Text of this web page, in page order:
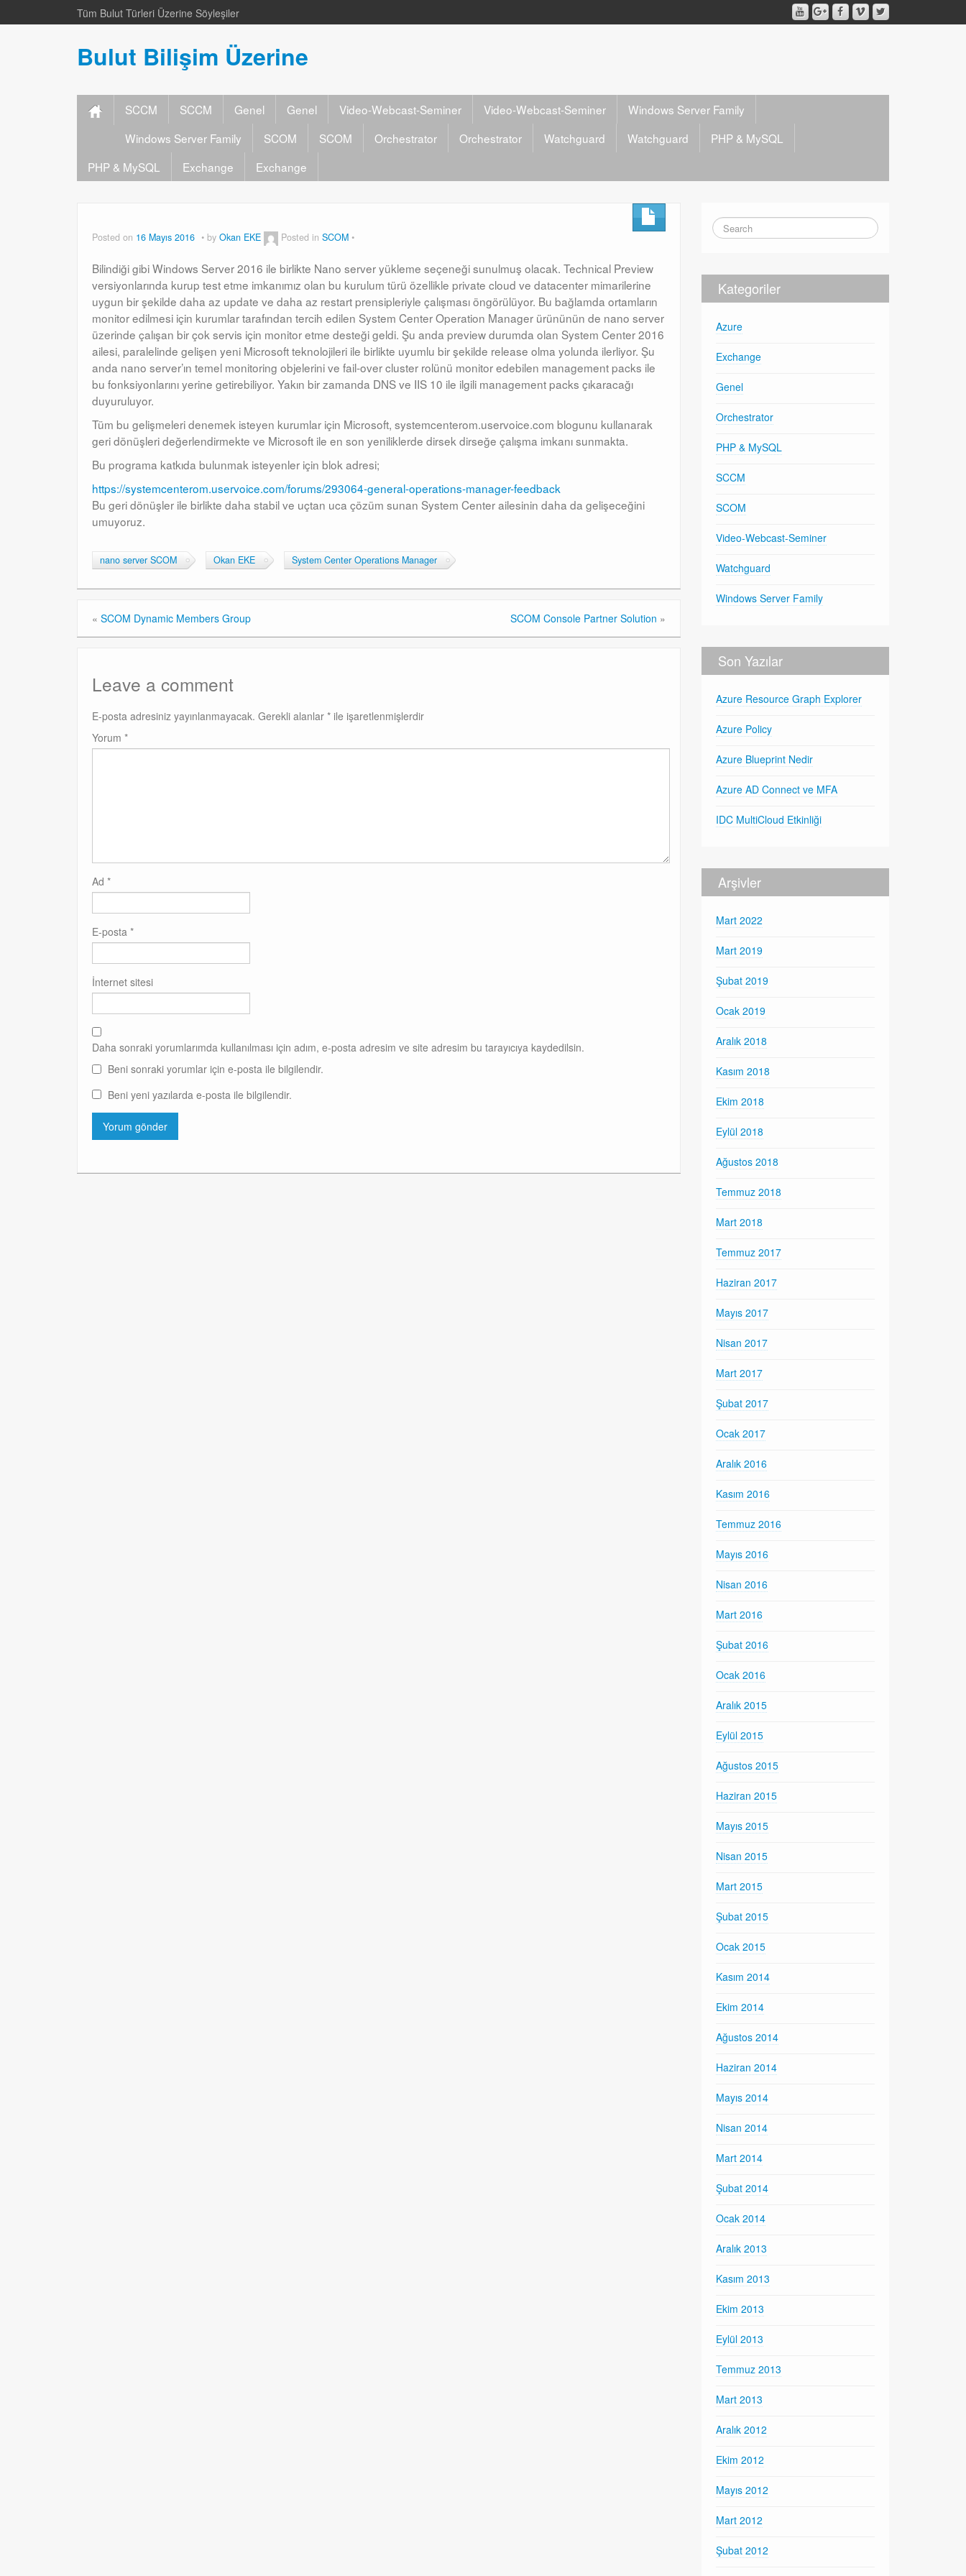
Tüm Bulut Türleri Üzerine Söyleşiler
Bulut Bilişim Üzerine
SCCM SCCM Genel Genel Video-Webcast-Seminer Video-Webcast-Seminer
Windows Server Family
Windows Server Family
SCOM SCOM Orchestrator Orchestrator Watchguard Watchguard
PHP & MySQL
PHP & MySQL
Exchange Exchange
Posted on 16 Mayıs 2016 by Okan EKE Posted in SCOM
Bilindiği gibi Windows Server 2016 ile birlikte Nano server yükleme seçeneği sunulmuş olacak. Technical Preview
versiyonlarında kurup test etme imkanımız olan bu kurulum türü özellikle private cloud ve datacenter mimarilerine
uygun bir şekilde daha az update ve daha az restart prensipleriyle çalışması öngörülüyor. Bu bağlamda ortamların
monitor edilmesi için kurumlar tarafından tercih edilen System Center Operation Manager ürününün de nano server
üzerinde çalışan bir çok servis için monitor etme desteği geldi. Şu anda preview durumda olan System Center 2016
ailesi, paralelinde gelişen yeni Microsoft teknolojileri ile birlikte uyumlu bir şekilde release olma yolunda ilerliyor. Şu
anda nano server’ın temel monitoring objelerini ve fail-over cluster rolünü monitor edebilen management packs ile
bu fonksiyonlarını yerine getirebiliyor. Yakın bir zamanda DNS ve IIS 10 ile ilgili management packs çıkaracağı
duyuruluyor.
Tüm bu gelişmeleri denemek isteyen kurumlar için Microsoft, systemcenterom.uservoice.com blogunu kullanarak
geri dönüşleri değerlendirmekte ve Microsoft ile en son yeniliklerde dirsek dirseğe çalışma imkanı sunmakta.
Bu programa katkıda bulunmak isteyenler için blok adresi;
https://systemcenterom.uservoice.com/forums/293064-general-operations-manager-feedback
Bu geri dönüşler ile birlikte daha stabil ve uçtan uca çözüm sunan System Center ailesinin daha da gelişeceğini
umuyoruz.
nano server SCOM Okan EKE System Center Operations Manager
« SCOM Dynamic Members Group SCOM Console Partner Solution »
Leave a comment
E-posta adresiniz yayınlanmayacak. Gerekli alanlar * ile işaretlenmişlerdir
Yorum *
Ad *
E-posta *
İnternet sitesi
Daha sonraki yorumlarımda kullanılması için adım, e-posta adresim ve site adresim bu tarayıcıya kaydedilsin.
Beni sonraki yorumlar için e-posta ile bilgilendir.
Beni yeni yazılarda e-posta ile bilgilendir.
Kategoriler
Azure
Exchange
Genel
Orchestrator
PHP & MySQL
SCCM
SCOM
Video-Webcast-Seminer
Watchguard
Windows Server Family
Son Yazılar
Azure Resource Graph Explorer
Azure Policy
Azure Blueprint Nedir
Azure AD Connect ve MFA
IDC MultiCloud Etkinliği
Arşivler
Mart 2022
Mart 2019
Şubat 2019
Ocak 2019
Aralık 2018
Kasım 2018
Ekim 2018
Eylül 2018
Ağustos 2018
Temmuz 2018
Mart 2018
Temmuz 2017
Haziran 2017
Mayıs 2017
Nisan 2017
Mart 2017
Şubat 2017
Ocak 2017
Aralık 2016
Kasım 2016
Temmuz 2016
Mayıs 2016
Nisan 2016
Mart 2016
Şubat 2016
Ocak 2016
Aralık 2015
Eylül 2015
Ağustos 2015
Haziran 2015
Mayıs 2015
Nisan 2015
Mart 2015
Şubat 2015
Ocak 2015
Kasım 2014
Ekim 2014
Ağustos 2014
Haziran 2014
Mayıs 2014
Nisan 2014
Mart 2014
Şubat 2014
Ocak 2014
Aralık 2013
Kasım 2013
Ekim 2013
Eylül 2013
Temmuz 2013
Mart 2013
Aralık 2012
Ekim 2012
Mayıs 2012
Mart 2012
Şubat 2012